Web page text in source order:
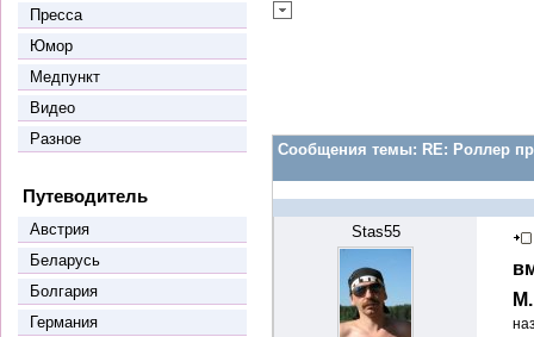
Пресса
Юмор
Медпункт
Видео
Разное
Путеводитель
Австрия
Беларусь
Болгария
Германия
Сообщения темы: RE: Роллер
Stas55